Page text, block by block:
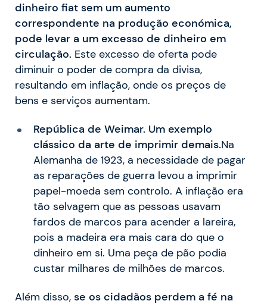
dinheiro fiat sem um aumento
correspondente na produção económica,
pode levar a um excesso de dinheiro em
circulação. Este excesso de oferta pode
diminuir o poder de compra da divisa,
resultando em inflação, onde os preços de
bens e serviços aumentam.
República de Weimar. Um exemplo
clássico da arte de imprimir demais.Na
Alemanha de 1923, a necessidade de pagar
as reparações de guerra levou a imprimir
papel-moeda sem controlo. A inflação era
tão selvagem que as pessoas usavam
fardos de marcos para acender a lareira,
pois a madeira era mais cara do que o
dinheiro em si. Uma peça de pão podia
custar milhares de milhões de marcos.
Além disso, se os cidadãos perdem a fé na